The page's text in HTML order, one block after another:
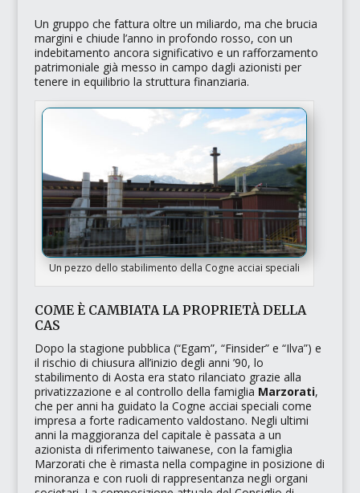
Un gruppo che fattura oltre un miliardo, ma che brucia
margini e chiude l’anno in profondo rosso, con un
indebitamento ancora significativo e un rafforzamento
patrimoniale già messo in campo dagli azionisti per
tenere in equilibrio la struttura finanziaria.
Un pezzo dello stabilimento della Cogne acciai speciali
COME È CAMBIATA LA PROPRIETÀ DELLA
CAS
Dopo la stagione pubblica (“Egam”, “Finsider”e “Ilva”) e
il rischio di chiusura all’inizio degli anni ’90, lo
stabilimento di Aosta era stato rilanciato grazie alla
privatizzazione e al controllo della famiglia Marzorati,
che per anni ha guidato la Cogne acciai speciali come
impresa a forte radicamento valdostano. Negli ultimi
anni la maggioranza del capitale è passata a un
azionista di riferimento taiwanese, con la famiglia
Marzorati che è rimasta nella compagine in posizione di
minoranza e con ruoli di rappresentanza negli organi